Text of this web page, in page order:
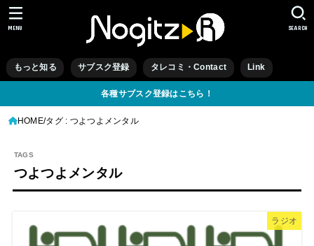
もっと知る サブスク登録 タレコミ・Contact Link
SEARCH
MENU
各種サブスク登録はこちら！
HOME タグ : つよつよメンタル
つよつよメンタル
ラジオ